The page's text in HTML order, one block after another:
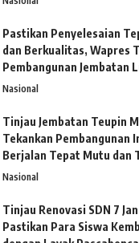
Pastikan Penyelesaian
dan Berkualitas, Wapres
Pembangunan Jembatan
Nasional
Tinjau Jembatan Teupin
Tekankan Pembangunan
Berjalan Tepat Mutu dan
Nasional
Tinjau Renovasi SDN 7
Pastikan Para Siswa